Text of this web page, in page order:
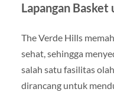
Lapangan
The Verde Hills
sehat, sehingga
salah satu fasilitas
dirancang untuk